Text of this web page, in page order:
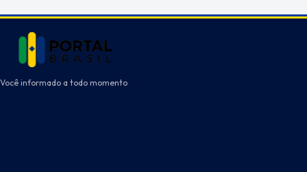
Você informado a todo momento